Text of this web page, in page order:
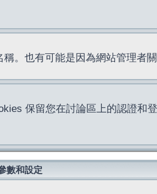
。也有可能是因為網站管理者
保留您在討論區上的認證和
數和設定